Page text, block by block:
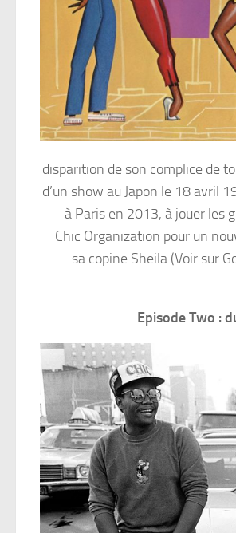
disparition de son complice de
d’un show au Japon le 18 avril
à Paris en 2013, à jouer les
Chic Organization pour un
sa copine Sheila (Voir sur
Episode Two :